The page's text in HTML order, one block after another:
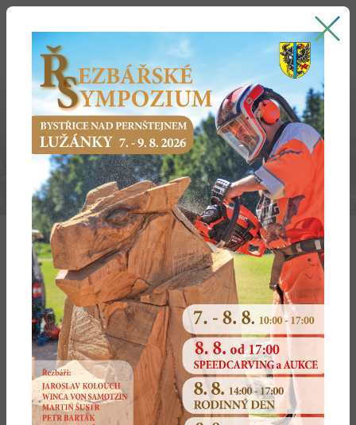
KRAJ VYSOČINA 2020
Strategie Kraje Vysočina 2020 včetně vyhodnocení vlivů této
koncepce na životní prostředí
Text vyhodnocení
Návrh koncepce
Seznam příloh
Příloha č. 1a
Příloha č. 1b
Příloha č. 1c
Příloha č. 2
Příloha č. 3